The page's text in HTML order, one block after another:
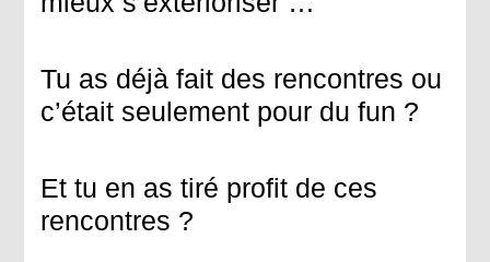
Tu as déjà fait des rencontres ou
c’était seulement pour du fun ?
Et tu en as tiré profit de ces
rencontres ?